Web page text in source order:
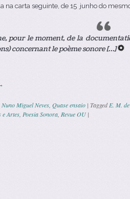
na carta seguinte, de 15 junho do
pour le moment, de la
concernant le poème sonore […]
Miguel Neves ,Quase ensaio |TaggedE. M.
e Artes Poesia Sonora Revue OU |